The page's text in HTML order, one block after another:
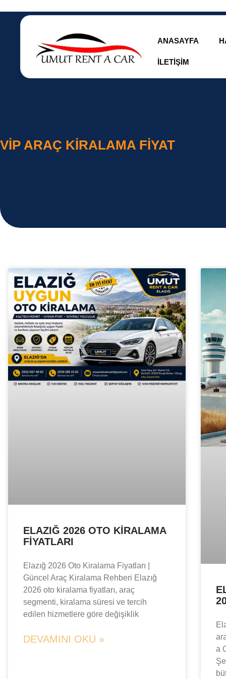
ANASAYFA
İLETIŞIM
VIP ARAÇ KIRALAMA FIYAT
ELAZIĞ 2026 OTO KIRALAMA
FIYATLARI
Elazığ 2026 Oto Kiralama Fiyatları |
Güncel Araç Kiralama Rehberi Elazığ
2026 oto kiralama fiyatları, araç
segmenti, kiralama süresi ve tercih
edilen hizmetlere göre değişiklik
DEVAMINI OKU »
a